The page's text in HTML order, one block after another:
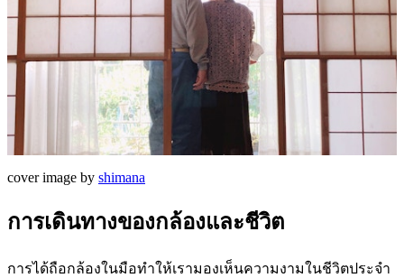
cover image by shimana
การเดินทางของกล้องและชีวิต
การได้ถือกล้องในมือทำให้เรามองเห็นความงามในชีวิตประจำ